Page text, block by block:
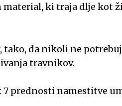
material, ki traja dlje kot
tako, da nikoli ne
travnikov.
7 prednosti namestitve